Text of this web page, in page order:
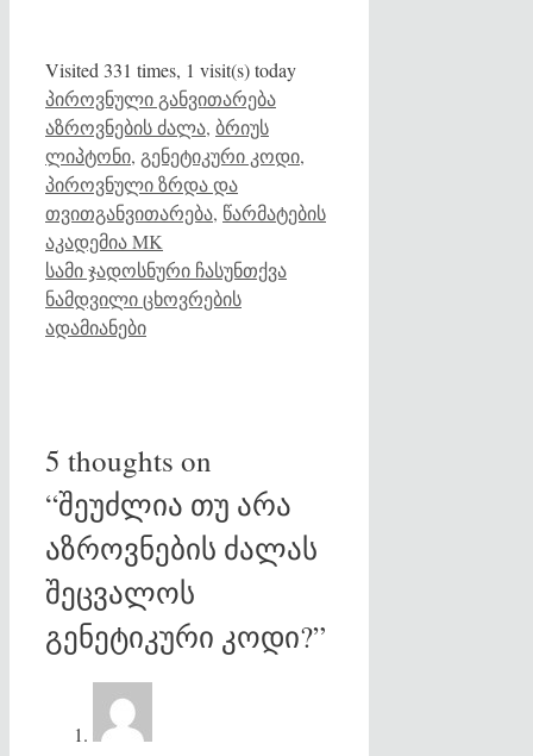
Visited 331 times, 1 visit(s) today
Categories
პიროვნული განვითარებაTags
აზროვნების ძალა, ბრიუს
ლიპტონი, გენეტიკური კოდი,
პიროვნული ზრდა და
თვითგანვითარება, წარმატების
აკადემია MK
სამი ჯადოსნური ჩასუნთქვა
ნამდვილი ცხოვრების
ადამიანები
5 thoughts on
“შეუძლია თუ არა
აზროვნების ძალას
შეცვალოს
გენეტიკური კოდი?”